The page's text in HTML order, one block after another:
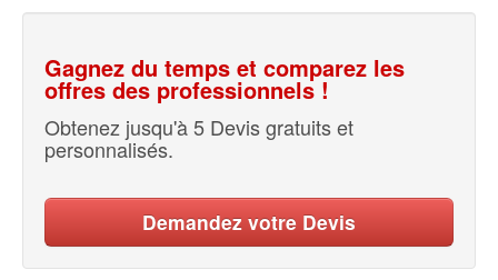
Gagnez du temps et comparez les
offres des professionnels !
Obtenez jusqu'à 5 Devis gratuits et
personnalisés.
Demandez votre Devis